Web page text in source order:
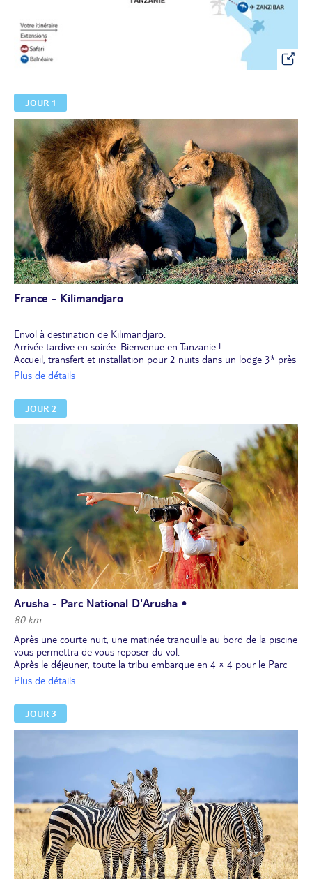
JOUR 1
France - Kilimandjaro
Envol à destination de Kilimandjaro.
Arrivée tardive en soirée. Bienvenue en Tanzanie !
Accueil, transfert et installation pour 2 nuits dans un lodge 3* près
de l'aéroport.
Plus de détails
JOUR 2
Arusha - Parc National D'Arusha •
80 km
Après une courte nuit, une matinée tranquille au bord de la piscine
vous permettra de vous reposer du vol.
Après le déjeuner, toute la tribu embarque en 4 × 4 pour le Parc
National d’Arusha. Au pied du mont Méru, vous aurez un premier
déjà l'impression d'être de vrais aventuriers ! Vous emprunterez la
route des lacs Momella à la recherche des girafes, des buffles et du
fameux colobus noir et blanc, un singe que l’on ne trouve que
En fin d’après-midi, vous reviendrez à votre lodge pour le dîner.
Plus de détails
JOUR 3